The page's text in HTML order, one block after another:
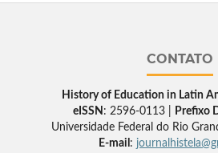
CONTATO
History of Education in Latin
eISSN : 2596-0113 | Prefixo
Universidade Federal do Rio
E-mail :